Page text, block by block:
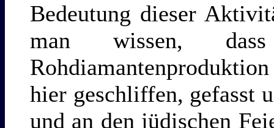
Bedeutung dieser
man wissen,
hier geschliffen, gefasst
und an den jüdischen